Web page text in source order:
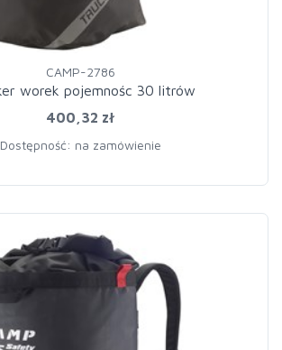
CAMP-2786
worek pojemnośc 30 litrów
400,32 zł
Dostępność: na zamówienie